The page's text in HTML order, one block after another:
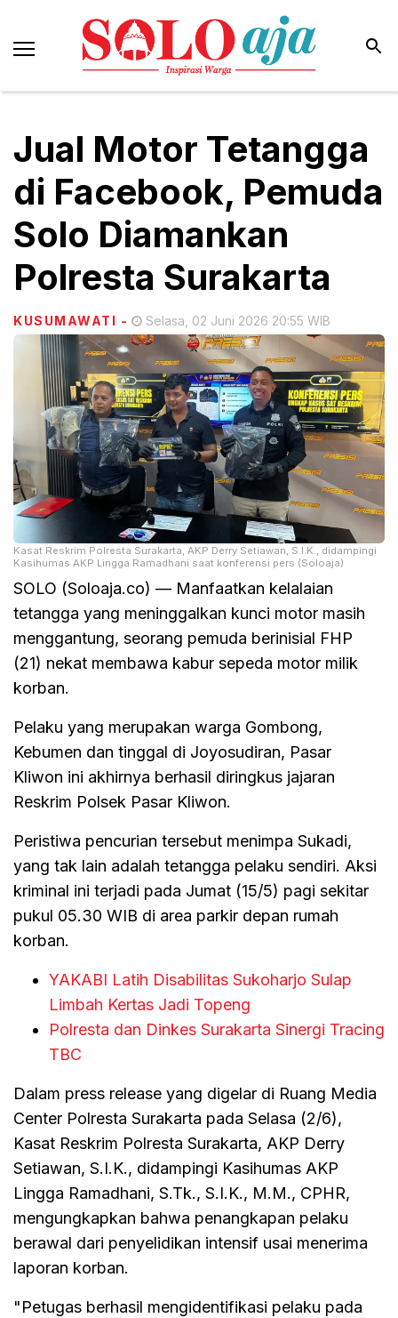
Jual Motor Tetangga
di Facebook, Pemuda
Solo Diamankan
Polresta Surakarta
KUSUMAWATI - Selasa, 02 Juni 2026 20:55 WIB
Kasat Reskrim Polresta Surakarta, AKP Derry Setiawan, S.I.K., didampingi
Kasihumas AKP Lingga Ramadhani saat konferensi pers (Soloaja)
SOLO (Soloaja.co) — Manfaatkan kelalaian
tetangga yang meninggalkan kunci motor masih
menggantung, seorang pemuda berinisial FHP
(21) nekat membawa kabur sepeda motor milik
korban.
Pelaku yang merupakan warga Gombong,
Kebumen dan tinggal di Joyosudiran, Pasar
Kliwon ini akhirnya berhasil diringkus jajaran
Reskrim Polsek Pasar Kliwon.
Peristiwa pencurian tersebut menimpa Sukadi,
yang tak lain adalah tetangga pelaku sendiri. Aksi
kriminal ini terjadi pada Jumat (15/5) pagi sekitar
pukul 05.30 WIB di area parkir depan rumah
korban.
YAKABI Latih Disabilitas Sukoharjo Sulap
Limbah Kertas Jadi Topeng
Polresta dan Dinkes Surakarta Sinergi Tracing
TBC
Dalam press release yang digelar di Ruang Media
Center Polresta Surakarta pada Selasa (2/6),
Kasat Reskrim Polresta Surakarta, AKP Derry
Setiawan, S.I.K., didampingi Kasihumas AKP
Lingga Ramadhani, S.Tk., S.I.K., M.M., CPHR,
mengungkapkan bahwa penangkapan pelaku
berawal dari penyelidikan intensif usai menerima
laporan korban.
"Petugas berhasil mengidentifikasi pelaku pada